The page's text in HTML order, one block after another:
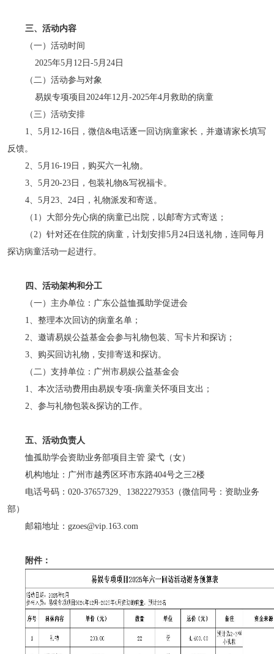
三、活动内容
（一）活动时间
2025年5月12日-5月24日
（二）活动参与对象
易娱专项项目2024年12月-2025年4月救助的病童
（三）活动安排
1、5月12-16日，微信&电话逐一回访病童家长，并邀请家长填写
反馈。
2、5月16-19日，购买六一礼物。
3、5月20-23日，包装礼物&写祝福卡。
4、5月23、24日，礼物派发和寄送。
（1）大部分先心病的病童已出院，以邮寄方式寄送；
（2）针对还在住院的病童，计划安排5月24日送礼物，连同每月
探访病童活动一起进行。
四、活动架构和分工
（一）主办单位：广东公益恤孤助学促进会
1、整理本次回访的病童名单；
2、邀请易娱公益基金会参与礼物包装、写卡片和探访；
3、购买回访礼物，安排寄送和探访。
（二）支持单位：广州市易娱公益基金会
1、本次活动费用由易娱专项-病童关怀项目支出；
2、参与礼物包装&探访的工作。
五、活动负责人
恤孤助学会资助业务部项目主管 梁弋（女）
机构地址：广州市越秀区环市东路404号之三2楼
电话号码：020-37657329、13822279353（微信同号：资助业务
部）
邮箱地址：gzoes@vip.163.com
附件：